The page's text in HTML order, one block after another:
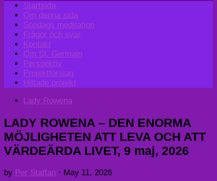
Startsida
Om denna sida
Söndags meditation
Frågor och svar
Kontakt
Om St. Germain
Perspektiv
Projektförslag
Hittade projekt
Lady Rowena
LADY ROWENA – DEN ENORMA
MÖJLIGHETEN ATT LEVA OCH ATT
VÄRDEÄRDA LIVET, 9 maj, 2026
by Per Staffan · May 11, 2026